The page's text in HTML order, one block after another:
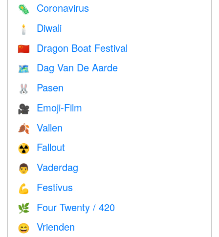
🦠 Coronavirus
🕯 Diwali
🇨🇳 Dragon Boat Festival
🗺️ Dag Van De Aarde
🐰 Pasen
🎥 Emoji-Film
🍂 Vallen
☢️ Fallout
👨 Vaderdag
💪 Festivus
🌿 Four Twenty / 420
😄 Vrienden